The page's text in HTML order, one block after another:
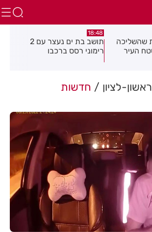
תושב בת ים נעצר עם 2
רימוני רסס ברכבו
יום שני
בלתי חוקיים
ראשון-לציון
חדשות